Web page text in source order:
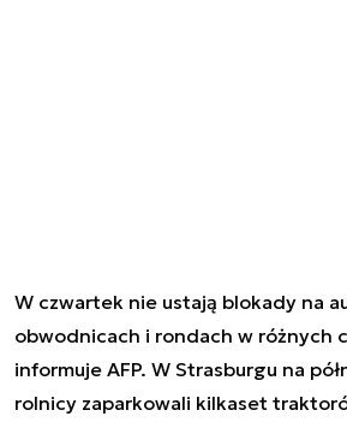
W czwartek nie ustają blokady na
obwodnicach i rondach w różnych
informuje AFP. W Strasburgu na
rolnicy zaparkowali kilkaset